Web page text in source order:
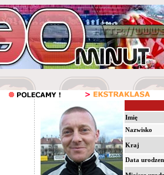
Imię
Nazwisko
Kraj
Data